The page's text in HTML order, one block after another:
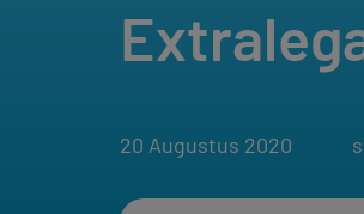
20 Augustus 2020